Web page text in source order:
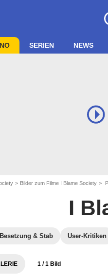
SERIEN NEWS
Bilder zum Filme I Blame Society
I
Besetzung & Stab User-Kritiken
1 / 1 Bild